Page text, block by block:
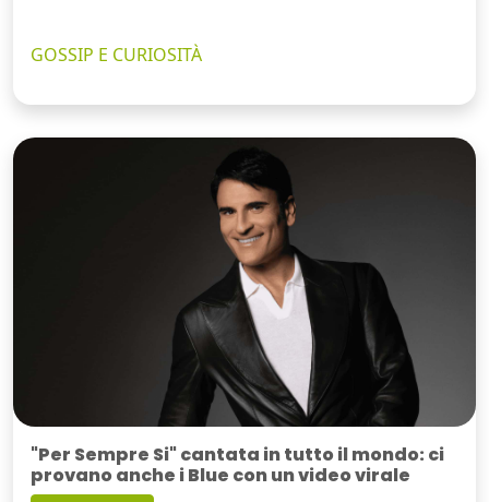
GOSSIP E CURIOSITÀ
"Per Sempre Si" cantata in tutto il mondo: ci
provano anche i Blue con un video virale